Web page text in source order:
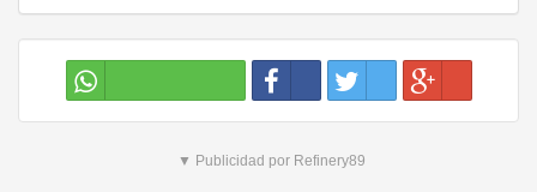
▼ Publicidad por Refinery89